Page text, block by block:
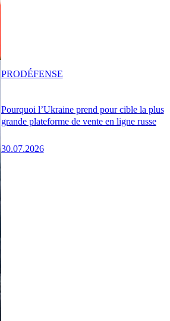
Pourquoi l’Ukraine prend pour cible la plus
grande plateforme de vente en ligne russe
30.07.2026
PRODÉFENSE